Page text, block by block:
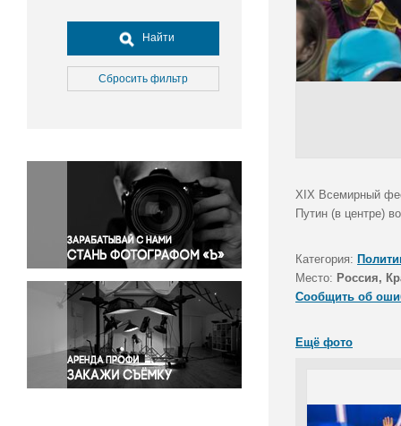
Досуг, туризм и отдых
Культура
Медицина
Окружающая среда
Политика
Правосудие
Происшествия и конфликты
Религия
Светская жизнь
Спорт
Экология
Экономика и бизнес
Найти
Сбросить фильтр
XIX Всемирный
Путин (в центре)
Категория:
Место: Россия,
Сообщить об
Ещё фото